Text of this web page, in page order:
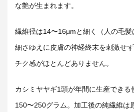
な艶が生まれます。
繊維径は14〜16μmと細く（人の毛
細さゆえに皮膚の神経終末を刺激せ
チク感がほとんどありません。
カシミヤヤギ1頭が年間に生産できる
150〜250グラム。加工後の純繊維は